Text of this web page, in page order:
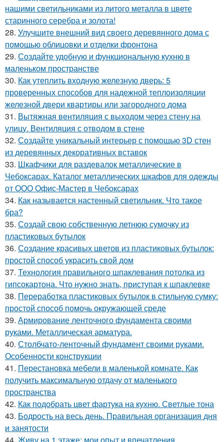
нашими светильниками из литого металла в цвете
старинного серебра и золота!
28. Улучшите внешний вид своего деревянного дома с
помощью облицовки и отделки фронтона
29. Создайте удобную и функциональную кухню в
маленьком пространстве
30. Как утеплить входную железную дверь: 5
проверенных способов для надежной теплоизоляции
железной двери квартиры или загородного дома
31. Вытяжная вентиляция с выходом через стену на
улицу. Вентиляция с отводом в стене
32. Создайте уникальный интерьер с помощью 3D стен
из деревянных декоративных вставок
33. Шкафчики для раздевалок металлические в
Чебоксарах. Каталог металлических шкафов для одежды
от ООО Офис-Мастер в Чебоксарах
34. Как называется настенный светильник. Что такое
бра?
35. Создай свою собственную летнюю сумочку из
пластиковых бутылок
36. Создание красивых цветов из пластиковых бутылок:
простой способ украсить свой дом
37. Технология правильного шпаклевания потолка из
гипсокартона. Что нужно знать, приступая к шпаклевке
38. Переработка пластиковых бутылок в стильную сумку:
простой способ помочь окружающей среде
39. Армирование ленточного фундамента своими
руками. Металлическая арматура.
40. Столбчато-ленточный фундамент своими руками.
Особенности конструкции
41. Перестановка мебели в маленькой комнате. Как
получить максимальную отдачу от маленького
пространства
42. Как подобрать цвет фартука на кухню. Светлые тона
43. Бодрость на весь день. Правильная организация дня
и занятости